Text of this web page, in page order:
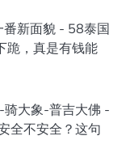
番新面貌 - 58泰国
跪，真是有钱能
大象-普吉大佛 -
全不安全？这句